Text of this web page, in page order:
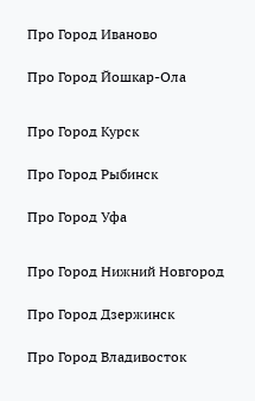
Про Город Иваново
Про Город Йошкар-Ола
Про Город Курск
Про Город Рыбинск
Про Город Уфа
Про Город Нижний Новгород
Про Город Дзержинск
Про Город Владивосток